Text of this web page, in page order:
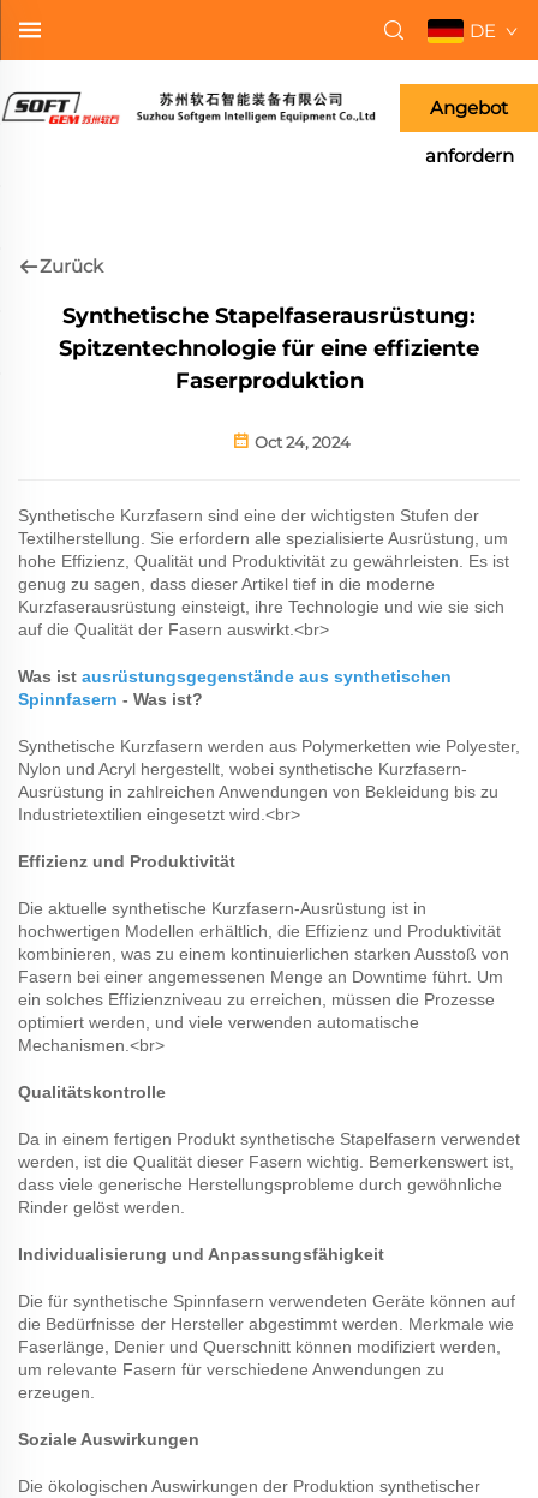
DE
Angebot
anfordern
Zurück
Synthetische Stapelfaserausrüstung:
Spitzentechnologie für eine effiziente
Faserproduktion
Oct 24, 2024
Synthetische Kurzfasern sind eine der wichtigsten Stufen der
Textilherstellung. Sie erfordern alle spezialisierte Ausrüstung, um
hohe Effizienz, Qualität und Produktivität zu gewährleisten. Es ist
genug zu sagen, dass dieser Artikel tief in die moderne
Kurzfaserausrüstung einsteigt, ihre Technologie und wie sie sich
auf die Qualität der Fasern auswirkt.<br>
Was ist ausrüstungsgegenstände aus synthetischen
Spinnfasern - Was ist?
Synthetische Kurzfasern werden aus Polymerketten wie Polyester,
Nylon und Acryl hergestellt, wobei synthetische Kurzfasern-
Ausrüstung in zahlreichen Anwendungen von Bekleidung bis zu
Industrietextilien eingesetzt wird.<br>
Effizienz und Produktivität
Die aktuelle synthetische Kurzfasern-Ausrüstung ist in
hochwertigen Modellen erhältlich, die Effizienz und Produktivität
kombinieren, was zu einem kontinuierlichen starken Ausstoß von
Fasern bei einer angemessenen Menge an Downtime führt. Um
ein solches Effizienzniveau zu erreichen, müssen die Prozesse
optimiert werden, und viele verwenden automatische
Mechanismen.<br>
Qualitätskontrolle
Da in einem fertigen Produkt synthetische Stapelfasern verwendet
werden, ist die Qualität dieser Fasern wichtig. Bemerkenswert ist,
dass viele generische Herstellungsprobleme durch gewöhnliche
Rinder gelöst werden.
Individualisierung und Anpassungsfähigkeit
Die für synthetische Spinnfasern verwendeten Geräte können auf
die Bedürfnisse der Hersteller abgestimmt werden. Merkmale wie
Faserlänge, Denier und Querschnitt können modifiziert werden,
um relevante Fasern für verschiedene Anwendungen zu
erzeugen.
Soziale Auswirkungen
Die ökologischen Auswirkungen der Produktion synthetischer